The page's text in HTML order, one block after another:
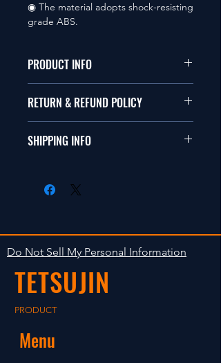
◉ The material adopts shock-resisting
grade ABS.
PRODUCT INFO
本品は1/10サイズのラジオコント
This items fit in with 1/10 sizes of
RETURN & REFUND POLICY
商品に明らかな欠陥がないかぎり
isn't accepted in goods.
SHIPPING INFO
します。海外への出荷は入金確認
The occasion with the stock is
shipped in 2-5 days. Shipment to
foreign countries will be shipment
after payment confirmation.
Do Not Sell My Personal Information
TETSUJIN
PRODUCT
Menu